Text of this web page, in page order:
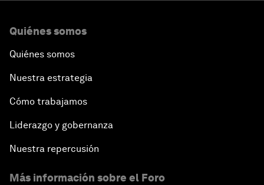
Quiénes somos
Quiénes somos
Nuestra estrategia
Cómo trabajamos
Liderazgo y gobernanza
Nuestra repercusión
Más información sobre el Foro